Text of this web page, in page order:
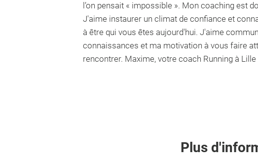
l’on pensait « impossible ». Mon coaching est
J'aime instaurer un climat de confiance et
à être qui vous êtes aujourd'hui. J'aime
connaissances et ma motivation à vous faire
rencontrer. Maxime, votre coach Running à Lille
Plus